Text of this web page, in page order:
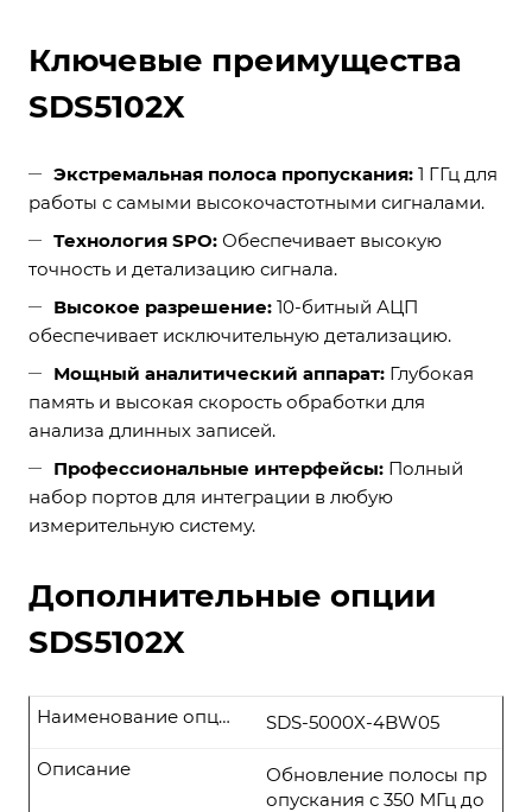
Ключевые преимущества
SDS5102X
Экстремальная полоса пропускания: 1 ГГц для
работы с самыми высокочастотными сигналами.
Технология SPO: Обеспечивает высокую
точность и детализацию сигнала.
Высокое разрешение: 10-битный АЦП
обеспечивает исключительную детализацию.
Мощный аналитический аппарат: Глубокая
память и высокая скорость обработки для
анализа длинных записей.
Профессиональные интерфейсы: Полный
набор портов для интеграции в любую
измерительную систему.
Дополнительные опции
SDS5102X
SDS-5000X-4BW05
Наименование опции
Обновление полосы пр
опускания с 350 МГц до
Описание